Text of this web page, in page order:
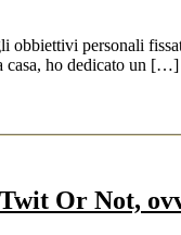
obbiettivi personali
casa, ho dedicato un […]
Twit Or Not,